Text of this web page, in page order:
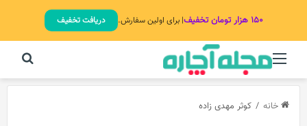
۱۵۰ هزار تومان تخفیف | برای اولین سفارش. دریافت تخفیف
منو
خانه / کوثر مهدی زاده